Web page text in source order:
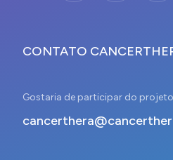
CONTATO
Gostaria de participar do